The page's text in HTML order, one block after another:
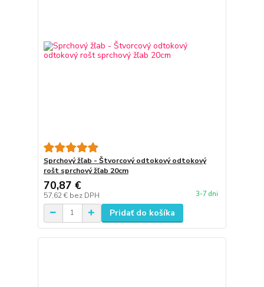
Sprchový žľab - Štvorcový odtokový odtokový
rošt sprchový žľab 20cm
70,87 €
57,62 € bez DPH 3-7 dni
Pridať do košíka